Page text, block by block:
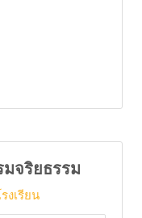
จริยธรรม
งเรียน